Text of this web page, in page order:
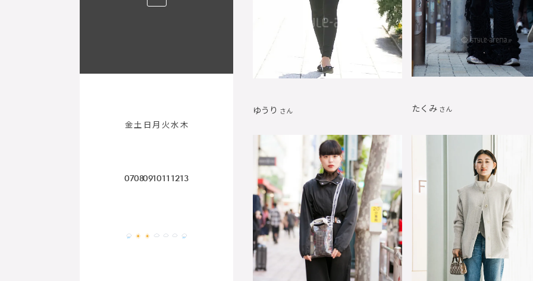
金
07
土
08
日
09
月
10
火
11
水
12
木
13
ゆうり さん たくみ さん